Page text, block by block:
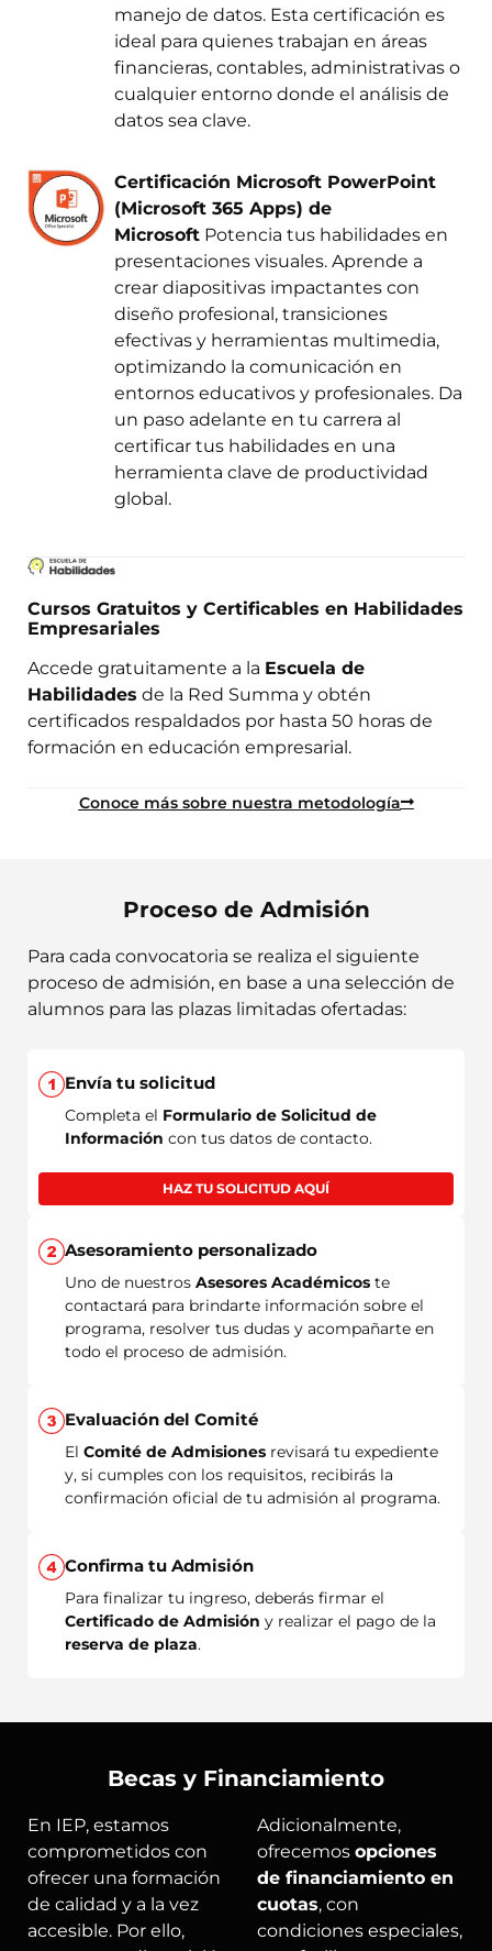
manejo de datos. Esta certificación es
ideal para quienes trabajan en áreas
financieras, contables, administrativas o
cualquier entorno donde el análisis de
datos sea clave.
Certificación Microsoft PowerPoint
(Microsoft 365 Apps) de
Microsoft Potencia tus habilidades en
presentaciones visuales. Aprende a
crear diapositivas impactantes con
diseño profesional, transiciones
efectivas y herramientas multimedia,
optimizando la comunicación en
entornos educativos y profesionales. Da
un paso adelante en tu carrera al
certificar tus habilidades en una
herramienta clave de productividad
global.
Cursos Gratuitos y Certificables en Habilidades
Empresariales
Accede gratuitamente a la Escuela de
Habilidades de la Red Summa y obtén
certificados respaldados por hasta 50 horas de
formación en educación empresarial.
Conoce más sobre nuestra metodología
Proceso de Admisión
Para cada convocatoria se realiza el siguiente
proceso de admisión, en base a una selección de
alumnos para las plazas limitadas ofertadas:
Envía tu solicitud
Completa el Formulario de Solicitud de
Información con tus datos de contacto.
HAZ TU SOLICITUD AQUÍ
Asesoramiento personalizado
Uno de nuestros Asesores Académicos te
contactará para brindarte información sobre el
programa, resolver tus dudas y acompañarte en
todo el proceso de admisión.
Evaluación del Comité
El Comité de Admisiones revisará tu expediente
y, si cumples con los requisitos, recibirás la
confirmación oficial de tu admisión al programa.
Confirma tu Admisión
Para finalizar tu ingreso, deberás firmar el
Certificado de Admisión y realizar el pago de la
reserva de plaza.
Becas y Financiamiento
En IEP, estamos
comprometidos con
ofrecer una formación
de calidad y a la vez
accesible. Por ello,
Adicionalmente,
ofrecemos opciones
de financiamiento en
cuotas, con
condiciones especiales,